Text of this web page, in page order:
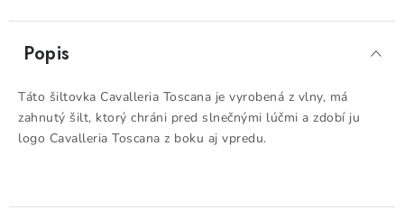
Popis
Táto šiltovka Cavalleria Toscana je vyrobená z vlny, má
zahnutý šilt, ktorý chráni pred slnečnými lúčmi a zdobí ju
logo Cavalleria Toscana z boku aj vpredu.